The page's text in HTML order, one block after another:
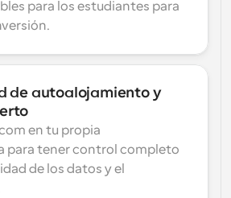
para los estudiantes para
de autoalojamiento y
en tu propia
para tener control completo
de los datos y el